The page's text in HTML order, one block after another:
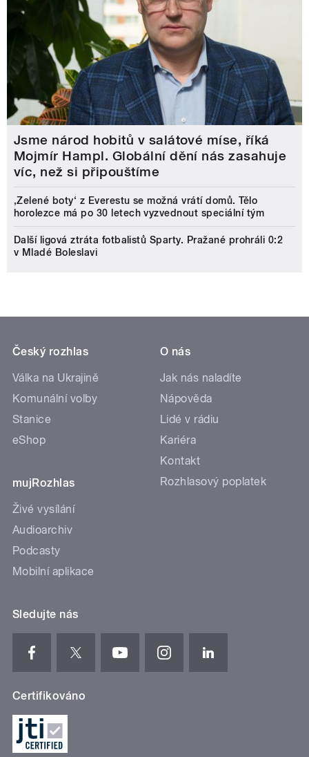
Jsme národ hobitů v salátové míse, říká
Mojmír Hampl. Globální dění nás zasahuje
víc, než si připouštíme
‚Zelené boty‘ z Everestu se možná vrátí domů. Tělo
horolezce má po 30 letech vyzvednout speciální tým
Další ligová ztráta fotbalistů Sparty. Pražané prohráli 0:2
v Mladé Boleslavi
Český rozhlas
Válka na Ukrajině
Komunální volby
Stanice
eShop
mujRozhlas
Živé vysílání
Audioarchiv
Podcasty
Mobilní aplikace
O nás
Jak nás naladíte
Nápověda
Lidé v rádiu
Kariéra
Kontakt
Rozhlasový poplatek
Sledujte nás
Certifikováno